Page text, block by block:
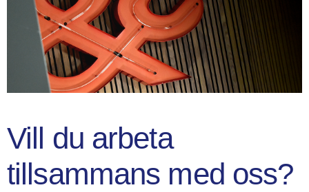
Vill du arbeta
tillsammans med oss?